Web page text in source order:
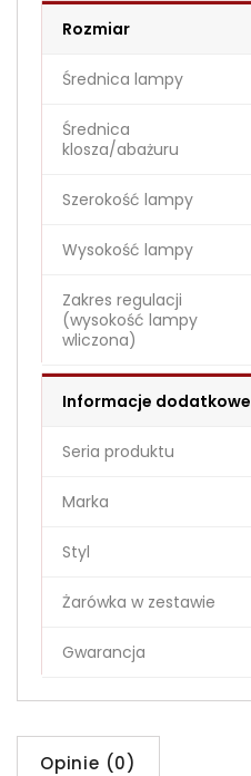
Rozmiar
Średnica lampy
Średnica
klosza/abażuru
Szerokość lampy
Wysokość lampy
Zakres regulacji
(wysokość lampy
wliczona)
Informacje dodatkowe
Seria produktu
Marka
Styl
Żarówka w zestawie
Gwarancja
Opinie (0)